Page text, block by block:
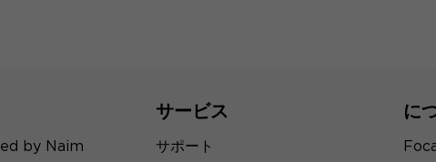
by Naim
サービス
サポート
に